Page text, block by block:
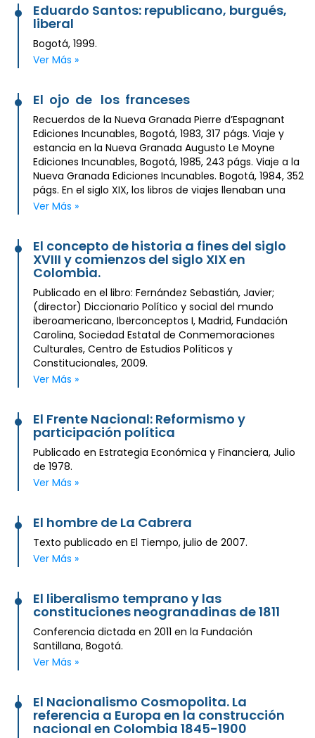
Eduardo Santos: republicano, burgués,
liberal
Bogotá, 1999.
Ver Más »
El ojo de los franceses
Recuerdos de la Nueva Granada Pierre d’Espagnant
Ediciones Incunables, Bogotá, 1983, 317 págs. Viaje y
estancia en la Nueva Granada Augusto Le Moyne
Ediciones Incunables, Bogotá, 1985, 243 págs. Viaje a la
Nueva Granada Ediciones Incunables. Bogotá, 1984, 352
págs. En el siglo XIX, los libros de viajes llenaban una
Ver Más »
El concepto de historia a fines del siglo
XVIII y comienzos del siglo XIX en
Colombia.
Publicado en el libro: Fernández Sebastián, Javier;
(director) Diccionario Político y social del mundo
iberoamericano, Iberconceptos I, Madrid, Fundación
Carolina, Sociedad Estatal de Conmemoraciones
Culturales, Centro de Estudios Políticos y
Constitucionales, 2009.
Ver Más »
El Frente Nacional: Reformismo y
participación política
Publicado en Estrategia Económica y Financiera, Julio
de 1978.
Ver Más »
El hombre de La Cabrera
Texto publicado en El Tiempo, julio de 2007.
Ver Más »
El liberalismo temprano y las
constituciones neogranadinas de 1811
Conferencia dictada en 2011 en la Fundación
Santillana, Bogotá.
Ver Más »
El Nacionalismo Cosmopolita. La
referencia a Europa en la construcción
nacional en Colombia 1845-1900